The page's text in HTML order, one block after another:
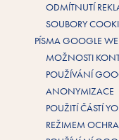
ODMÍTNUTÍ
SOUBORY
PÍSMA GOOGLE
MOŽNOSTI
POUŽÍVÁNÍ
ANONYMIZACE
POUŽITÍ ČÁSTÍ
REŽIMEM